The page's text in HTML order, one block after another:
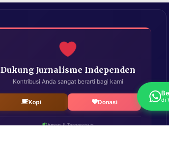
Dukung Jurnalisme Independen
Kontribusi Anda sangat berarti bagi kami
Kopi Donasi
Aman & Terpercaya
di